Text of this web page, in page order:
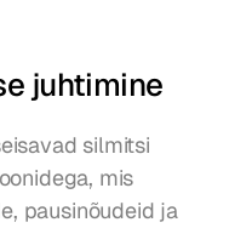
juhtimine
silmitsi
mis
pausinõudeid ja